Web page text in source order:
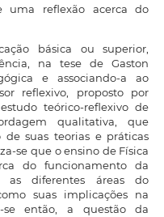
uma reflexão acerca do
básica ou superior,
na tese de Gaston
e associando-a ao
reflexivo, proposto por
teórico-reflexivo de
qualitativa, que
suas teorias e práticas
se que o ensino de Física
do funcionamento da
diferentes áreas do
suas implicações na
se então, a questão da